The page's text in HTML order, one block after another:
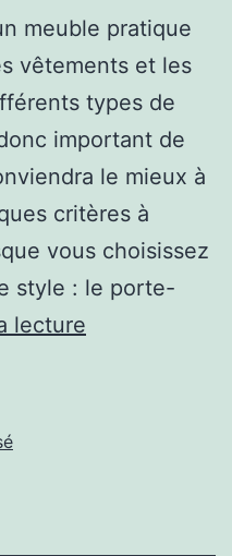
meuble pratique
vêtements et les
types de
important de
le mieux à
critères à
vous choisissez
style : le porte-
lecture